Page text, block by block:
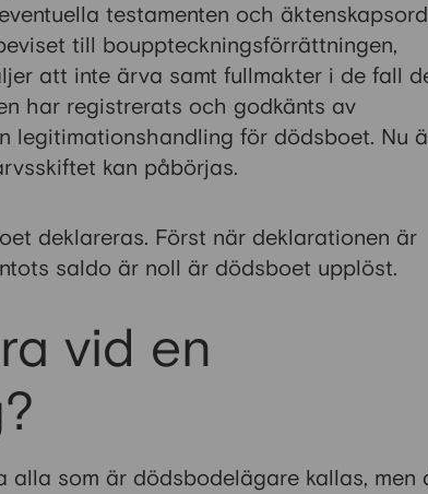
testamenten och äktenskapsord
till bouppteckningsförrättningen,
att inte ärva samt fullmakter i de fall
har registrerats och godkänts av
legitimationshandling för dödsboet. Nu
kan påbörjas.
deklareras. Först när deklarationen är
saldo är noll är dödsboet upplöst.
vid en
som är dödsbodelägare kallas, men